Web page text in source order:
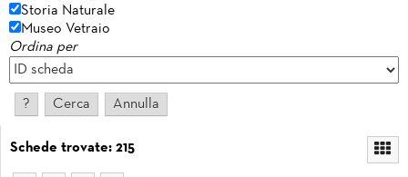
Storia Naturale
Museo Vetraio
Ordina per
Schede trovate: 215